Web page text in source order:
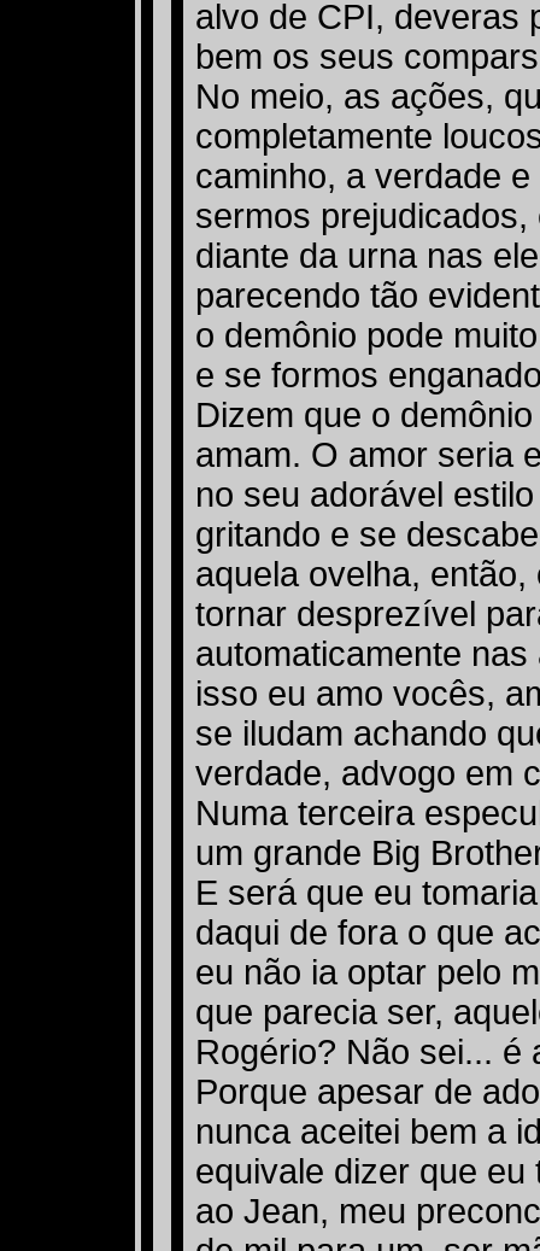
alvo de CPI, deveras
bem os seus
No meio, as ações,
completamente
caminho, a verdade
sermos
diante da urna nas
parecendo tão
o demônio pode
e se formos
Dizem que o
amam. O amor seria
no seu adorável
gritando e se
aquela ovelha,
tornar desprezível
automaticamente nas
isso eu amo vocês,
se iludam achando
verdade, advogo em
Numa terceira
um grande Big
E será que eu
daqui de fora o que
eu não ia optar pelo
que parecia ser,
Rogério? Não sei... é
Porque apesar de
nunca aceitei bem a
equivale dizer que
ao Jean, meu